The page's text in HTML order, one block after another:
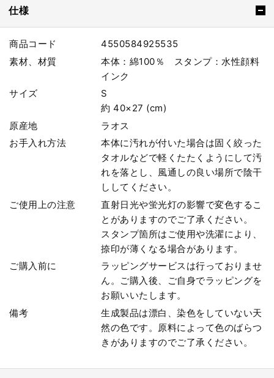
仕様
商品コード
4550584925535
素材、材質
本体：綿100％ スタンプ：水性顔料
インク
サイズ
S
約 40×27 (cm)
原産地
ラオス
お手入れ方法
本体に汚れが付いた場合は固く絞った
タオルなどで軽くたたくようにして汚
れを落とし、風通しの良い場所で陰干
ししてください。
ご使用上の注意
直射日光や蛍光灯の影響で変色するこ
とがありますのでご了承ください。
スタンプ箇所はご使用や洗濯により、
捺印が薄くなる場合があります。
ご購入前に
ラッピングサービスは行っておりませ
ん。ご購入後、ご自身でラッピングを
お願いいたします。
備考
生成製品は漂白、染色をしていない天
然の色です。原料によって色のばらつ
きがありますのでご了承ください。